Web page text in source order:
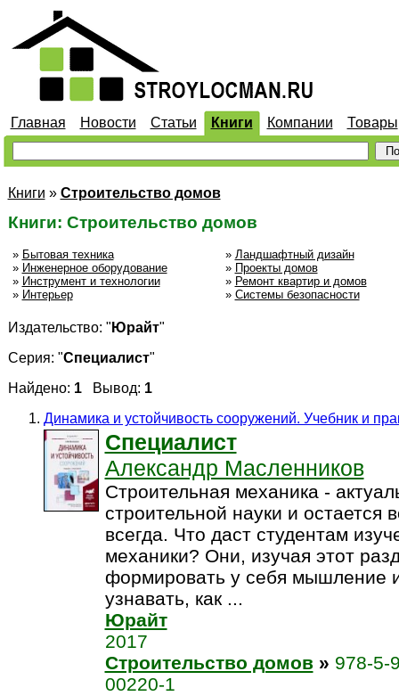
Главная Новости Статьи Книги Компании Товары
Книги » Строительство домов
Книги: Строительство домов
» Бытовая техника
» Инженерное оборудование
» Инструмент и технологии
» Интерьер
» Ландшафтный дизайн
» Проекты домов
» Ремонт квартир и домов
» Системы безопасности
Издательство: " Юрайт"
Серия: "Специалист"
Найдено: 1Вывод: 1
Динамика и устойчивость сооружений. Учебник и
Специалист
Александр Масленников
Строительная механика -
строительной науки и остается
всегда. Что даст студентам
механики? Они, изучая этот
формировать у себя мышление
узнавать, как ...
Юрайт
2017
Строительство домов » 978-5-
00220-1